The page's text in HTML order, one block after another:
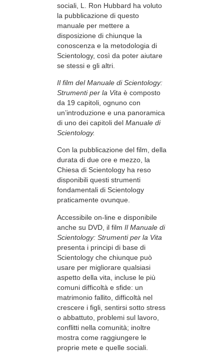
sociali, L. Ron Hubbard ha voluto
la pubblicazione di questo
manuale per mettere a
disposizione di chiunque la
conoscenza e la metodologia di
Scientology, così da poter aiutare
se stessi e gli altri.
Il film del Manuale di Scientology:
Strumenti per la Vita è composto
da 19 capitoli, ognuno con
un’introduzione e una panoramica
di uno dei capitoli del Manuale di
Scientology.
Con la pubblicazione del film, della
durata di due ore e mezzo, la
Chiesa di Scientology ha reso
disponibili questi strumenti
fondamentali di Scientology
praticamente ovunque.
Accessibile on-line e disponibile
anche su DVD, il film Il Manuale di
Scientology: Strumenti per la Vita
presenta i principi di base di
Scientology che chiunque può
usare per migliorare qualsiasi
aspetto della vita, incluse le più
comuni difficoltà e sfide: un
matrimonio fallito, difficoltà nel
crescere i figli, sentirsi sotto stress
o abbattuto, problemi sul lavoro,
conflitti nella comunità; inoltre
mostra come raggiungere le
proprie mete e quelle sociali.